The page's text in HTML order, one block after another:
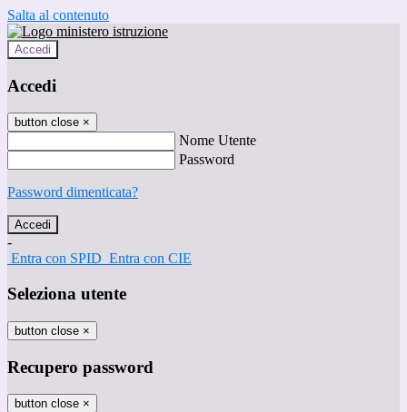
Salta al contenuto
Accedi
Accedi
button close ×
Nome Utente
Password
Password dimenticata?
-
Entra con SPID Entra con CIE
Seleziona utente
button close ×
Recupero password
button close ×